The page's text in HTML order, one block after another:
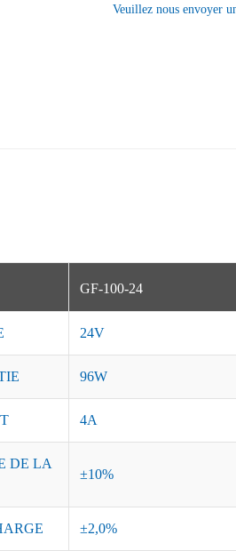
Veuillez nous envoyer
GF-100-24
24V
96W
4A
DE LA
±10%
±2,0%